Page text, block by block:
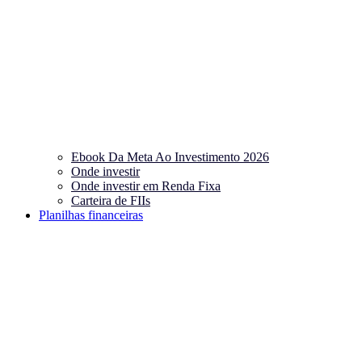
Ebook Da Meta Ao Investimento 2026
Onde investir
Onde investir em Renda Fixa
Carteira de FIIs
Planilhas financeiras